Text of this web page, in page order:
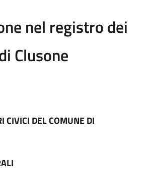
nel registro dei
Clusone
CIVICI DEL COMUNE DI